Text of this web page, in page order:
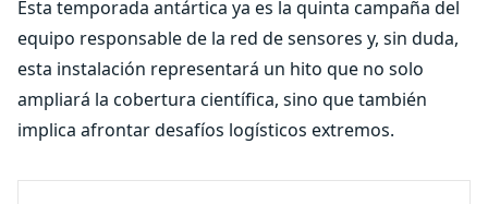
Esta temporada antártica ya es la quinta campaña del
equipo responsable de la red de sensores y, sin duda,
esta instalación representará un hito que no solo
ampliará la cobertura científica, sino que también
implica afrontar desafíos logísticos extremos.